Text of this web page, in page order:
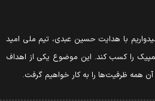
با هدایت حسین عبدی، تیم ملی امید
را کسب کند. این موضوع یکی از اهداف
ظرفیت‌ها را به کار خواهیم گرفت.